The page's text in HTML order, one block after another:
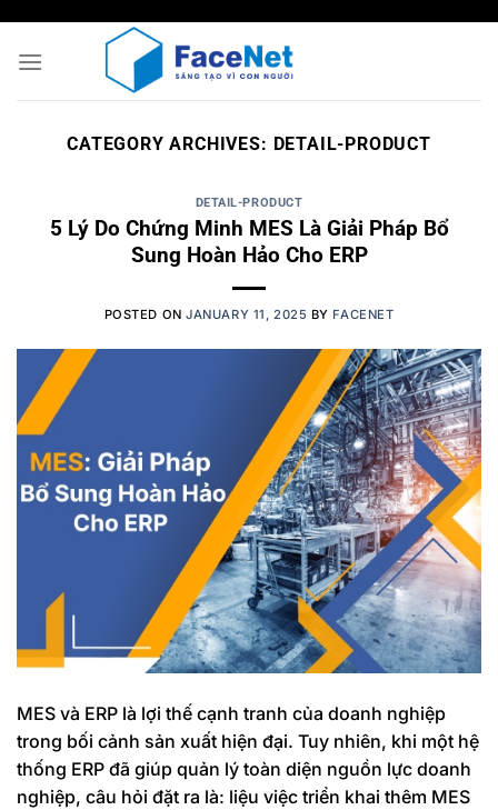
content
CATEGORY ARCHIVES: DETAIL-PRODUCT
DETAIL-PRODUCT
5 Lý Do Chứng Minh MES Là Giải Pháp Bổ
Sung Hoàn Hảo Cho ERP
POSTED ONJANUARY 11, 2025 BY FACENET
MES và ERP là lợi thế cạnh tranh của doanh nghiệp
trong bối cảnh sản xuất hiện đại. Tuy nhiên, khi một hệ
thống ERP đã giúp quản lý toàn diện nguồn lực doanh
nghiệp, câu hỏi đặt ra là: liệu việc triển khai thêm MES